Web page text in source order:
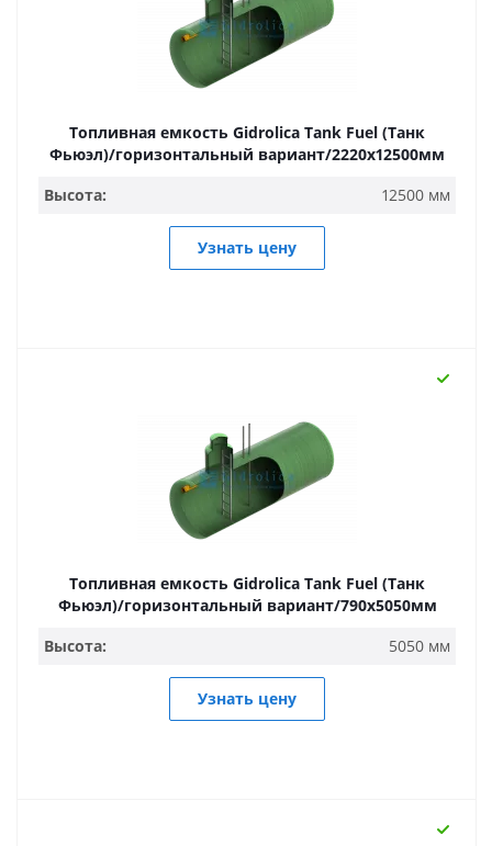
Топливная емкость Gidrolica Tank Fuel (Танк
Фьюэл)/горизонтальный вариант/2220х12500мм
Высота:
12500 мм
Узнать цену
Топливная емкость Gidrolica Tank Fuel (Танк
Фьюэл)/горизонтальный вариант/790х5050мм
Высота:
5050 мм
Узнать цену